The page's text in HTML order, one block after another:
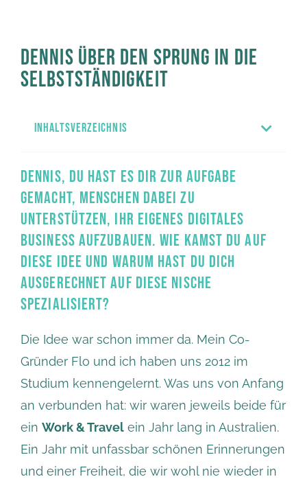
DENNIS ÜBER DEN SPRUNG IN DIE
SELBSTSTÄNDIGKEIT
INHALTSVERZEICHNIS
DENNIS, DU HAST ES DIR ZUR AUFGABE
GEMACHT, MENSCHEN DABEI ZU
UNTERSTÜTZEN, IHR EIGENES DIGITALES
BUSINESS AUFZUBAUEN. WIE KAMST DU AUF
DIESE IDEE UND WARUM HAST DU DICH
AUSGERECHNET AUF DIESE NISCHE
SPEZIALISIERT?
Die Idee war schon immer da. Mein Co-
Gründer Flo und ich haben uns 2012 im
Studium kennengelernt. Was uns von Anfang
an verbunden hat: wir waren jeweils beide für
ein Work & Travel ein Jahr lang in Australien.
Ein Jahr mit unfassbar schönen Erinnerungen
und einer Freiheit, die wir wohl nie wieder in